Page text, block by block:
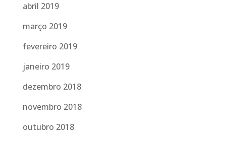
abril 2019
março 2019
fevereiro 2019
janeiro 2019
dezembro 2018
novembro 2018
outubro 2018